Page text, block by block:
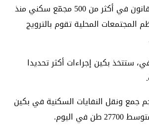
وحقق ضباط إنفاذ القانون في أكثر من 500 مجمّع سكني منذ
المجتمعات المحلية تقوم بالترويج
ستتخذ بكين إجراءات أكثر تحديدا
بلغ حجم جمع ونقل النفايات السكنية في بكين